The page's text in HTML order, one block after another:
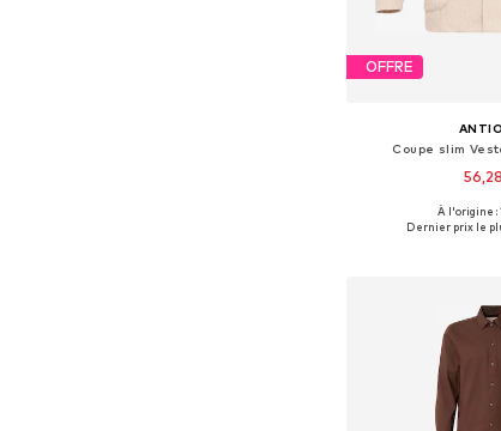
OFFRE
Coupe slim
Tailles disponibles:
À l'origine :
Dernier prix le